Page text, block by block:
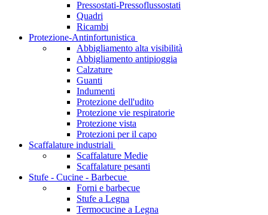
Pressostati-Pressoflussostati
Quadri
Ricambi
Protezione-Antinfortunistica
Abbigliamento alta visibilità
Abbigliamento antipioggia
Calzature
Guanti
Indumenti
Protezione dell'udito
Protezione vie respiratorie
Protezione vista
Protezioni per il capo
Scaffalature industriali
Scaffalature Medie
Scaffalature pesanti
Stufe - Cucine - Barbecue
Forni e barbecue
Stufe a Legna
Termocucine a Legna